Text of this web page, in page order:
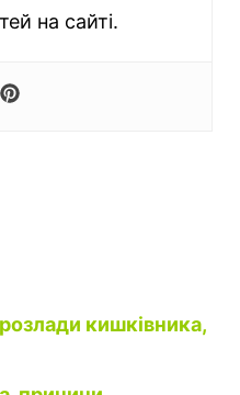
на сайті.
кишківника,